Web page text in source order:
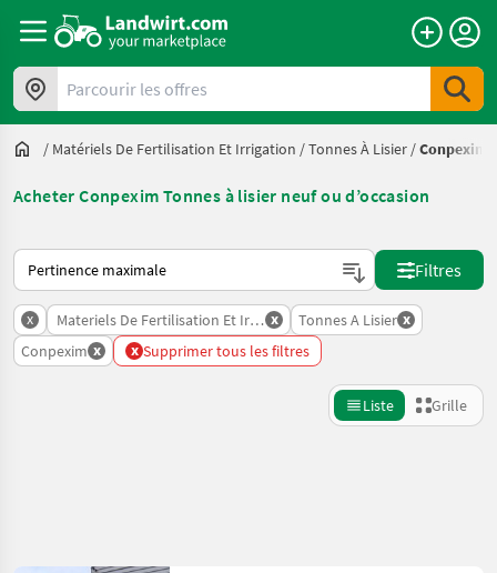
Parcourir les offres
/ Matériels De Fertilisation Et Irrigation /Tonnes À Lisier /Conpexim
Acheter Conpexim Tonnes à lisier neuf ou d’occasion
Voici comment les annonces sont triées sur Landwirt.com
Filtres
x Materiels De Fertilisation Et Irrigation
x Tonnes A Lisier x
Conpexim x x Supprimer tous les filtres
Liste Grille